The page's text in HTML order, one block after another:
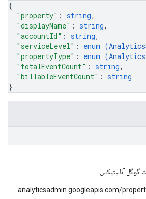
{
"property" : string,
"displayName" : string,
"accountId" : string,
"serviceLevel" : enum (
"propertyType" : enum (
"totalEventCount" : string,
"billableEventCount" : string
}